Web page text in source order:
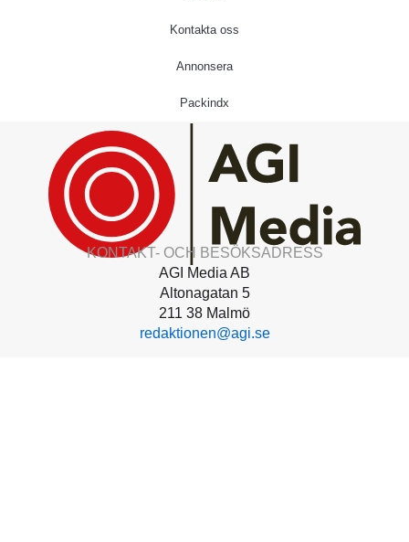
Kontakta oss
Annonsera
Packindx
KONTAKT- OCH BESÖKSADRESS
AGI Media AB
Altonagatan 5
211 38 Malmö
redaktionen@agi.se